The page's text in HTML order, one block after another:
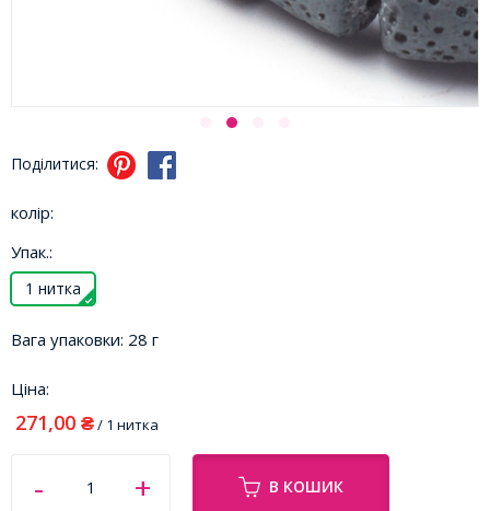
Поділитися:
колір:
Упак.:
1 нитка
Вага упаковки: 28 г
Ціна:
271,00 ₴/ 1 нитка
В КОШИК